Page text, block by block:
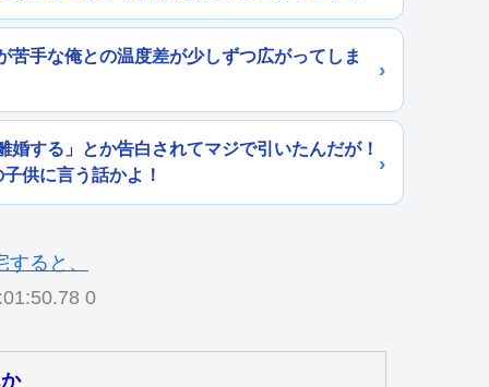
手な俺との温度差が少しずつ広がってしま
する」とか告白されてマジで引いたんだが！
供に言う話かよ！
0